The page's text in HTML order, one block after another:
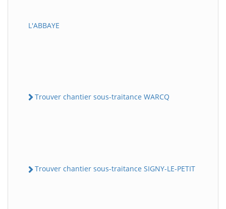
L'ABBAYE
Trouver chantier sous-traitance WARCQ
Trouver chantier sous-traitance SIGNY-LE-PETIT